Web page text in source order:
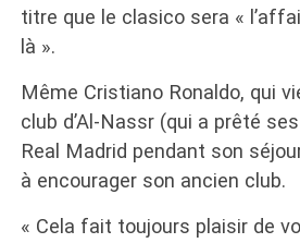
titre que le clasico sera «
là ».
Même Cristiano Ronaldo, qui
club d’Al-Nassr (qui a prêté
Real Madrid pendant son
à encourager son ancien club.
« Cela fait toujours plaisir de